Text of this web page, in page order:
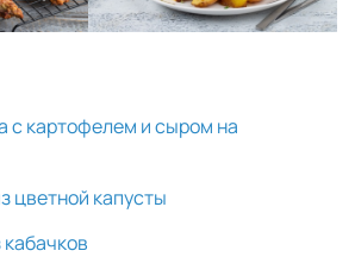
с картофелем и сыром на
цветной капусты